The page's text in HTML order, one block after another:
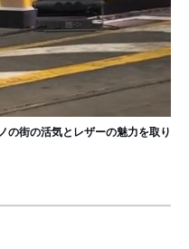
街の活気とレザーの魅力を取り